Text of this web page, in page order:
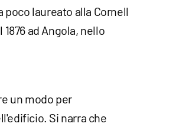
laureato alla Cornell
1876 ad Angola, nello
un modo per
Si narra che